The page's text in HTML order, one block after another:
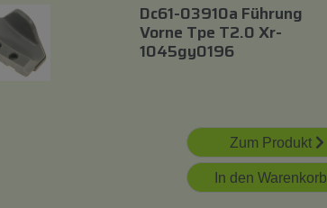
Dc61-03910a Führung
Vorne Tpe T2.0 Xr-
1045gy0196
Zum Produkt
In den Warenkorb